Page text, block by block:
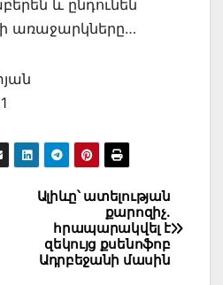
և ընդունեն
առաջարկները…
Ալիևը՝ ատելության
քարոզիչ.
հրապարակվել է
զեկույց քսենոֆոբ
Ադրբեջանի մասին